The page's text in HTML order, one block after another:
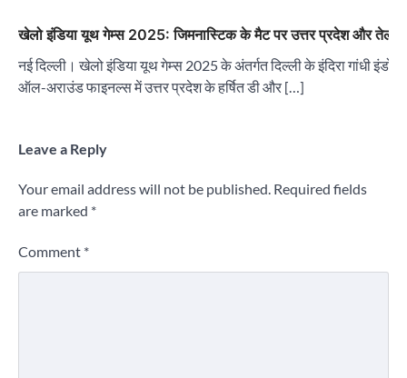
खेलो इंडिया यूथ गेम्स 2025: जिमनास्टिक के मैट पर उत्तर प्रदेश और
नई दिल्ली। खेलो इंडिया यूथ गेम्स 2025 के अंतर्गत दिल्ली के इंदिरा गांधी
ऑल-अराउंड फाइनल्स में उत्तर प्रदेश के हर्षित डी और […]
Leave a Reply
Your email address will not be published. Required fields
are marked *
Comment *